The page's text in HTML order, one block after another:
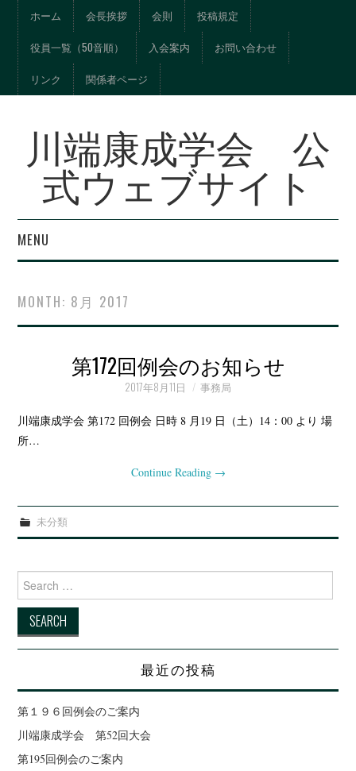
ホーム 会長挨拶 会則 投稿規定
役員一覧（50音順） 入会案内 お問い合わせ
リンク 関係者ページ
川端康成学会 公
式ウェブサイト
MENU
例会・大会の記録
MONTH: 8月 2017
第172回例会のお知らせ
2017年8月11日 事務局
川端康成学会 第172 回例会 日時 8 月19 日（土）14：00 より 場
所…
Continue Reading →
未分類
Search for:
最近の投稿
第１９６回例会のご案内
川端康成学会 第52回大会
第195回例会のご案内